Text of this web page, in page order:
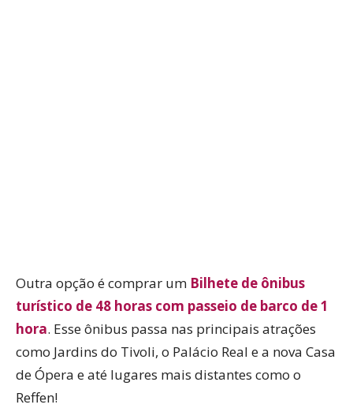
Outra opção é comprar um Bilhete de ônibus
turístico de 48 horas com passeio de barco de 1
hora. Esse ônibus passa nas principais atrações
como Jardins do Tivoli, o Palácio Real e a nova Casa
de Ópera e até lugares mais distantes como o
Reffen!